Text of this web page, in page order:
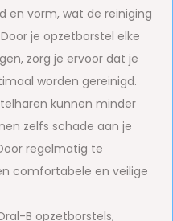
en vorm, wat de reiniging
je opzetborstel elke
zorg je ervoor dat je
worden gereinigd.
kunnen minder
zelfs schade aan je
regelmatig te
comfortabele en veilige
B opzetborstels,